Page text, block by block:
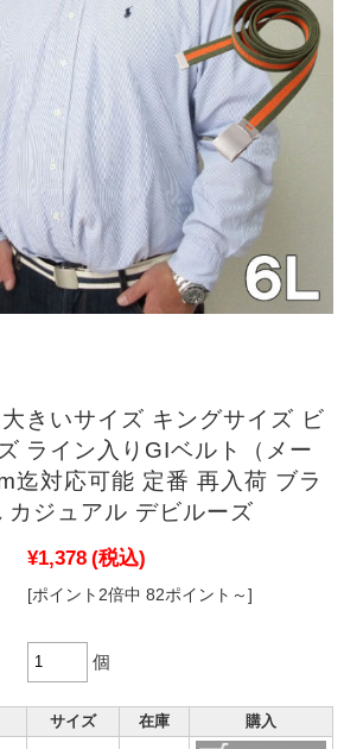
大きいサイズ キングサイズ ビ
ライン入りGIベルト（メー
迄対応可能 定番 再入荷 ブラ
カジュアル デビルーズ
¥1,378 (税込)
[ポイント2倍中 82ポイント～]
個
サイズ 在庫 購入